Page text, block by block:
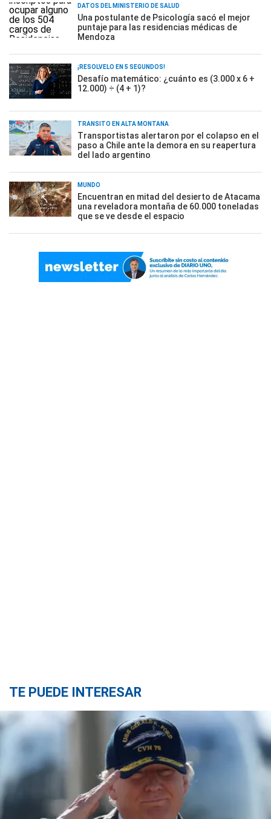
DATOS DEL MINISTERIO DE SALUD
Una postulante de Psicología sacó el mejor
puntaje para las residencias médicas de
Mendoza
¡RESOLVELO EN 5 SEGUNDOS!
Desafío matemático: ¿cuánto es (3.000 x 6 +
12.000) ÷ (4 + 1)?
TRÁNSITO EN ALTA MONTAÑA
Transportistas alertaron por el colapso en el
paso a Chile ante la demora en su reapertura
del lado argentino
MUNDO
Encuentran en mitad del desierto de Atacama
una reveladora montaña de 60.000 toneladas
que se ve desde el espacio
TE PUEDE INTERESAR